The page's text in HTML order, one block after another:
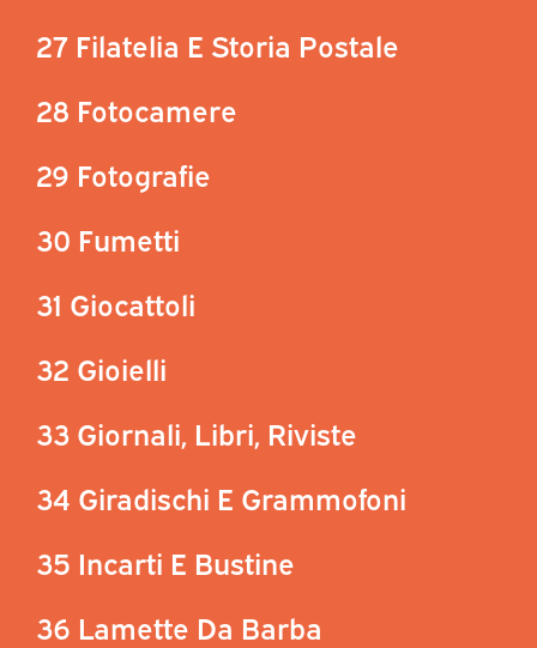
27 Filatelia E Storia Postale
28 Fotocamere
29 Fotografie
30 Fumetti
31 Giocattoli
32 Gioielli
33 Giornali, Libri, Riviste
34 Giradischi E Grammofoni
35 Incarti E Bustine
36 Lamette Da Barba